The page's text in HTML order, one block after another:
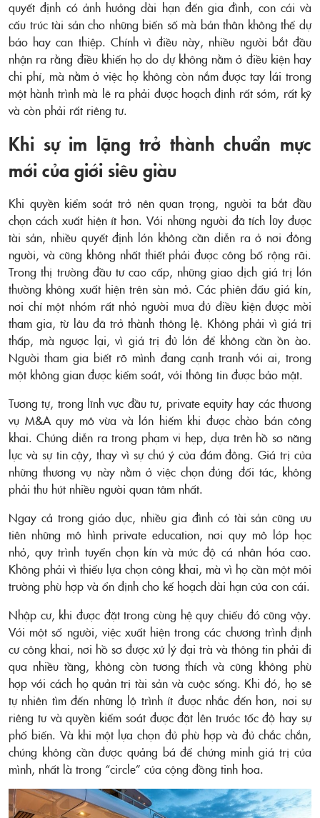
quyết định có ảnh hưởng dài hạn đến gia đình, con cái và
cấu trúc tài sản cho những biến số mà bản thân không thể dự
báo hay can thiệp. Chính vì điều này, nhiều người bắt đầu
nhận ra rằng điều khiến họ do dự không nằm ở điều kiện hay
chi phí, mà nằm ở việc họ không còn nắm được tay lái trong
một hành trình mà lẽ ra phải được hoạch định rất sớm, rất kỹ
và còn phải rất riêng tư.
Khi sự im lặng trở thành chuẩn mực
mới của giới siêu giàu
Khi quyền kiểm soát trở nên quan trọng, người ta bắt đầu
chọn cách xuất hiện ít hơn. Với những người đã tích lũy được
tài sản, nhiều quyết định lớn không cần diễn ra ở nơi đông
người, và cũng không nhất thiết phải được công bố rộng rãi.
Trong thị trường đầu tư cao cấp, những giao dịch giá trị lớn
thường không xuất hiện trên sàn mở. Các phiên đấu giá kín,
nơi chỉ một nhóm rất nhỏ người mua đủ điều kiện được mời
tham gia, từ lâu đã trở thành thông lệ. Không phải vì giá trị
thấp, mà ngược lại, vì giá trị đủ lớn để không cần ồn ào.
Người tham gia biết rõ mình đang cạnh tranh với ai, trong
một không gian được kiểm soát, với thông tin được bảo mật.
Tương tự, trong lĩnh vực đầu tư, private equity hay các thương
vụ M&A quy mô vừa và lớn hiếm khi được chào bán công
khai. Chúng diễn ra trong phạm vi hẹp, dựa trên hồ sơ năng
lực và sự tin cậy, thay vì sự chú ý của đám đông. Giá trị của
những thương vụ này nằm ở việc chọn đúng đối tác, không
phải thu hút nhiều người quan tâm nhất.
Ngay cả trong giáo dục, nhiều gia đình có tài sản cũng ưu
tiên những mô hình private education, nơi quy mô lớp học
nhỏ, quy trình tuyển chọn kín và mức độ cá nhân hóa cao.
Không phải vì thiếu lựa chọn công khai, mà vì họ cần một môi
trường phù hợp và ổn định cho kế hoạch dài hạn của con cái.
Nhập cư, khi được đặt trong cùng hệ quy chiếu đó cũng vậy.
Với một số người, việc xuất hiện trong các chương trình định
cư công khai, nơi hồ sơ được xử lý đại trà và thông tin phải đi
qua nhiều tầng, không còn tương thích và cũng không phù
hợp với cách họ quản trị tài sản và cuộc sống. Khi đó, họ sẽ
tự nhiên tìm đến những lộ trình ít được nhắc đến hơn, nơi sự
riêng tư và quyền kiểm soát được đặt lên trước tốc độ hay sự
phổ biến. Và khi một lựa chọn đủ phù hợp và đủ chắc chắn,
chúng không cần được quảng bá để chứng minh giá trị của
mình, nhất là trong “circle” của cộng đồng tinh hoa.